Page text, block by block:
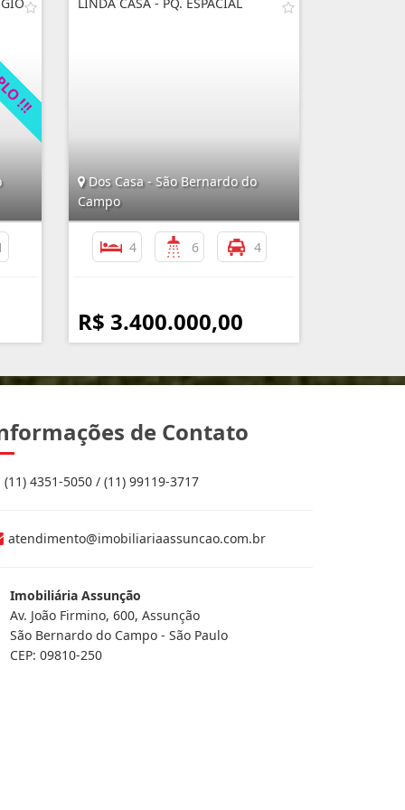
Dos Casa - São Bernardo do
Campo
4 6 4
R$ 3.400.000,00
de Contato
(11) 4351-5050 / (11) 99119-3717
atendimento@imobiliariaassuncao.com.br
Imobiliária Assunção
Av. João Firmino, 600, Assunção
São Bernardo do Campo - São Paulo
CEP: 09810-250